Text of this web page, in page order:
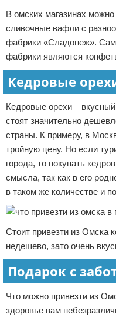
В омских магазинах
сливочные вафли с
фабрики «Сладонеж».
фабрики являются
Кедровые
Кедровые орехи –
стоят значительно
страны. К примеру, в
тройную цену. Но если
города, то покупать
смысла, так как в его
в таком же количестве и
Стоит привезти из Омска
недешево, зато очень
Подарок с
Что можно привезти из
здоровье вам